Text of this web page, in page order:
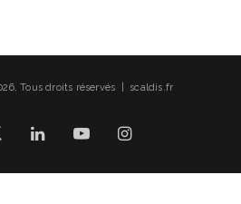
Tous droits réservés | scaldis.fr
LinkedinYouTubeInstagram